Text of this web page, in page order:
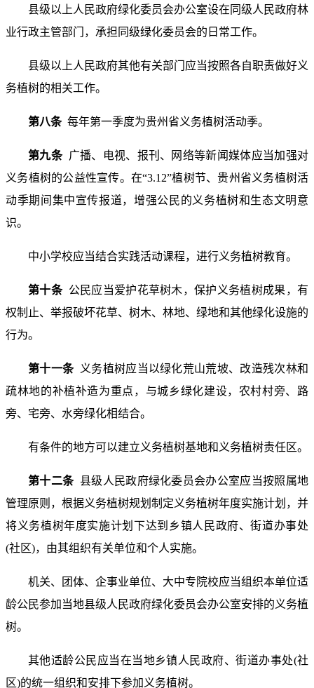
县级以上人民政府绿化委员会办公室设在同级人民政府林
业行政主管部门，承担同级绿化委员会的日常工作。
县级以上人民政府其他有关部门应当按照各自职责做好义
务植树的相关工作。
第八条 每年第一季度为贵州省义务植树活动季。
第九条 广播、电视、报刊、网络等新闻媒体应当加强对
义务植树的公益性宣传。在“3.12”植树节、贵州省义务植树活
动季期间集中宣传报道，增强公民的义务植树和生态文明意
识。
中小学校应当结合实践活动课程，进行义务植树教育。
第十条 公民应当爱护花草树木，保护义务植树成果，有
权制止、举报破坏花草、树木、林地、绿地和其他绿化设施的
行为。
第十一条 义务植树应当以绿化荒山荒坡、改造残次林和
疏林地的补植补造为重点，与城乡绿化建设，农村村旁、路
旁、宅旁、水旁绿化相结合。
有条件的地方可以建立义务植树基地和义务植树责任区。
第十二条 县级人民政府绿化委员会办公室应当按照属地
管理原则，根据义务植树规划制定义务植树年度实施计划，并
将义务植树年度实施计划下达到乡镇人民政府、街道办事处
(社区)，由其组织有关单位和个人实施。
机关、团体、企事业单位、大中专院校应当组织本单位适
龄公民参加当地县级人民政府绿化委员会办公室安排的义务植
树。
其他适龄公民应当在当地乡镇人民政府、街道办事处(社
区)的统一组织和安排下参加义务植树。